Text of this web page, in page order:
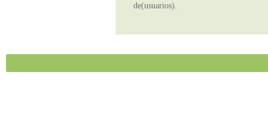
de(usuarios).